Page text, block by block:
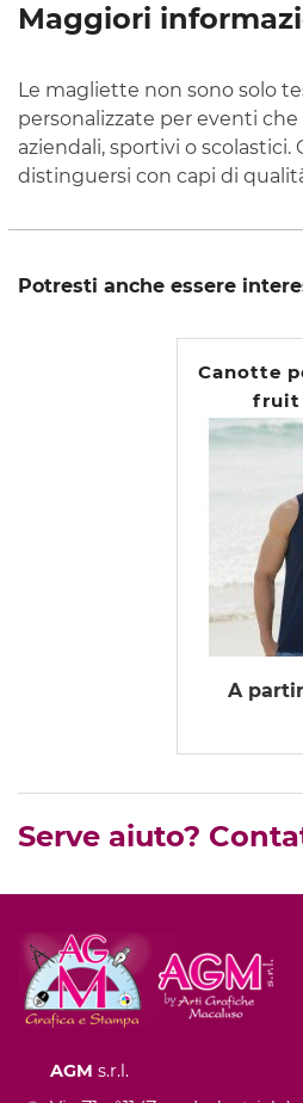
Maggiori
Le magliette non sono solo
personalizzate per eventi
aziendali, sportivi o
distinguersi con capi di
Potresti anche essere
Canotte
fruit
A
Serve aiuto?
AGM s.r.l.